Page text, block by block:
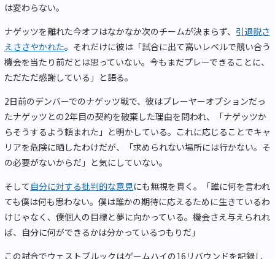
は変わらない。
ナゲッツを離れた今オフはなかなか次のチームが決まらず、 引退説さ
えささやかれた。それだけに彼は「試合に出て高いレベルで競い合う
機会を当たり前だとは思っていない。今もまだプレーできることに、
ただただ感謝している」と語る。
2日前のデンバーでのナゲッツ戦で、彼はプレーヤーオプションだっ
たナゲッツとの2年目の契約を破棄した理由を問われ、「ナゲッツか
らそうするよう頼まれた」と明かしている。これに応じることでキャ
リアを危険に晒したわけだが、「求められない場所には行かない。そ
の必要がないからだ」と気にしていない。
そして 自分に対する批判的な意見にも無視を貫く。「誰に何を言われ
ても僕は何も思わない。僕は誰かの期待に応えるために生きているわ
けじゃなく、僕個人の目標と夢に向かっている。機会さえ与えられれ
ば、自分に何ができるかは分かっているつもりだ」
この試合でウェストブルックはゲームハイの16リバウンドを記録し